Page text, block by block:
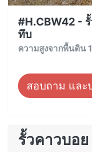
#H.CBW42 -
ทึบ
ความสูงจากพื้นดิน
สอบถาม และ
รั้วคาวบอ